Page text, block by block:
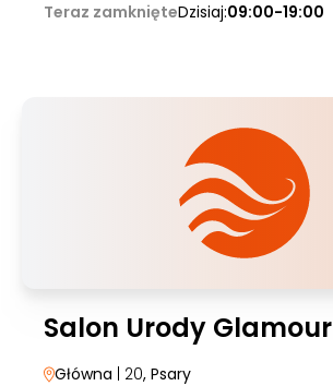
Teraz zamknięteDzisiaj:09:00-19:00
Salon Urody Glamour
Główna | 20, Psary